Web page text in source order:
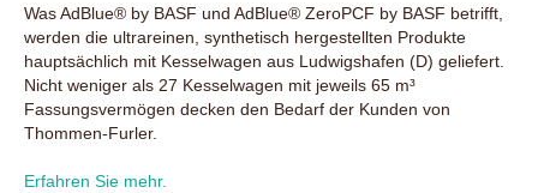
Was AdBlue® by BASF und AdBlue® ZeroPCF by BASF betrifft,
werden die ultrareinen, synthetisch hergestellten Produkte
hauptsächlich mit Kesselwagen aus Ludwigshafen (D) geliefert.
Nicht weniger als 27 Kesselwagen mit jeweils 65 m³
Fassungsvermögen decken den Bedarf der Kunden von
Thommen-Furler.
Erfahren Sie mehr.